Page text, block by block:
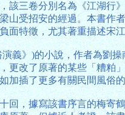
該三卷分別名為《江湖
山受招安的經過。本書
面特徵，尤其著重描述宋
義》)的小說，作者為劉
更改了原著的某些「糟
加插了更多有關民間風
回，據寫該書序言的梅